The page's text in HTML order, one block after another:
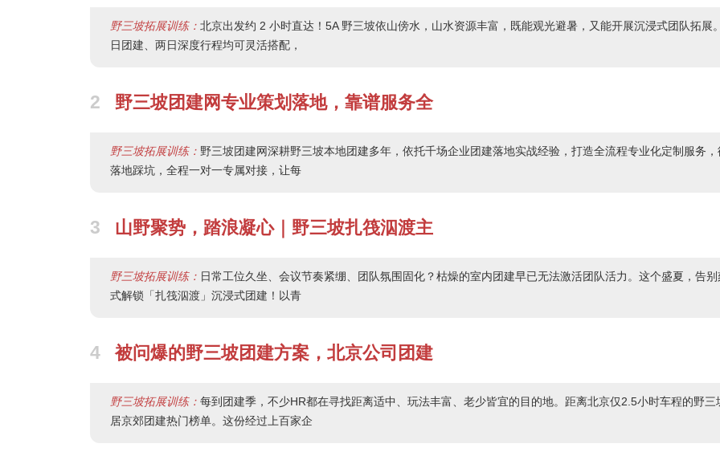
野三坡拓展训练： 北京出发约 2 小时直达！5A 野三坡依山傍水，山水资源丰富，既能观光避暑，又能开展沉浸式团队拓
日团建、两日深度行程均可灵活搭配，
2 野三坡团建网专业策划落地，靠谱服务全
野三坡拓展训练： 野三坡团建网深耕野三坡本地团建多年，依托千场企业团建落地实战经验，打造全流程专业化定制服务
落地踩坑，全程一对一专属对接，让每
3 山野聚势，踏浪凝心｜野三坡扎筏泅渡主
野三坡拓展训练： 日常工位久坐、会议节奏紧绷、团队氛围固化？枯燥的室内团建早已无法激活团队活力。这个盛夏，告
式解锁「扎筏泅渡」沉浸式团建！以青
4 被问爆的野三坡团建方案，北京公司团建
野三坡拓展训练： 每到团建季，不少HR都在寻找距离适中、玩法丰富、老少皆宜的目的地。距离北京仅2.5小时车程的野
居京郊团建热门榜单。这份经过上百家企